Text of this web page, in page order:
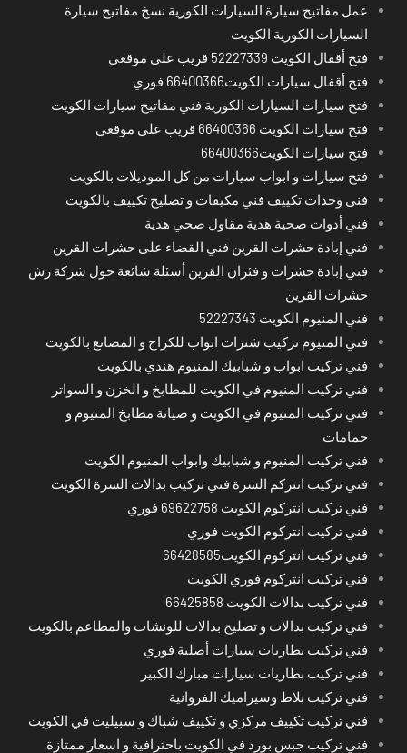
عمل مفاتيح سيارة السيارات الكورية نسخ مفاتيح سيارة
السيارات الكورية الكويت
فتح أقفال الكويت 52227339 قريب على موقعي
فتح أقفال سيارات الكويت66400366 فوري
فتح سيارات السيارات الكورية فني مفاتيح سيارات الكويت
فتح سيارات الكويت 66400366 قريب على موقعي
فتح سيارات الكويت66400366
فتح سيارات و ابواب سيارات من كل الموديلات بالكويت
فنى وحدات تكييف فني مكيفات و تصليح تكييف بالكويت
فني أدوات صحية هدية مقاول صحي هدية
فني إبادة حشرات القرين فني القضاء على حشرات القرين
فني إبادة حشرات و فئران القرين أسئلة شائعة حول شركة رش
حشرات القرين
فني المنيوم الكويت 52227343
فني المنيوم تركيب شترات ابواب للكراج و المصانع بالكويت
فني تركيب ابواب و شبابيك المنيوم هندي بالكويت
فني تركيب المنيوم في الكويت للمطابخ و الخزن و السواتر
فني تركيب المنيوم في الكويت و صيانة مطابخ المنيوم و
حمامات
فني تركيب المنيوم و شبابيك وابواب المنيوم الكويت
فني تركيب انتركم السرة فني تركيب بدالات السرة الكويت
فني تركيب انتركوم الكويت 69622758 فوري
فني تركيب انتركوم الكويت فوري
فني تركيب انتركوم الكويت66428585
فني تركيب انتركوم فوري الكويت
فني تركيب بدالات الكويت 66425858
فني تركيب بدالات و تصليح بدالات للونشات والمطاعم بالكويت
فني تركيب بطاريات سيارات أصلية فوري
فني تركيب بطاريات سيارات مبارك الكبير
فني تركيب بلاط وسيراميك الفروانية
فني تركيب تكييف مركزي و تكييف شباك و سبيليت في الكويت
فني تركيب جبس بورد في الكويت باحترافية و اسعار ممتازة